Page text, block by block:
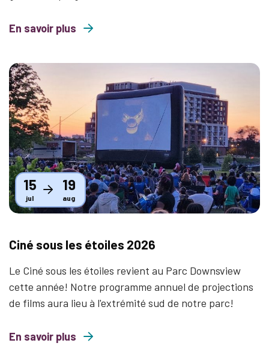
En savoir plus
about Les lundis en pleine conscience
Thumbnail
15
jul
19
aug
Ciné sous les étoiles 2026
Le Ciné sous les étoiles revient au Parc Downsview
cette année! Notre programme annuel de projections
de films aura lieu à l'extrémité sud de notre parc!
En savoir plus
about Ciné sous les étoiles 2026